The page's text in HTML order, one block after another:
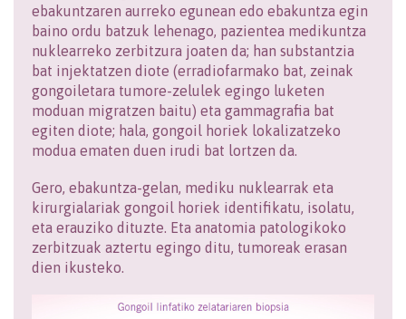
ebakuntzaren aurreko egunean edo ebakuntza egin
baino ordu batzuk lehenago, pazientea medikuntza
nuklearreko zerbitzura joaten da; han substantzia
bat injektatzen diote (erradiofarmako bat, zeinak
gongoiletara tumore-zelulek egingo luketen
moduan migratzen baitu) eta gammagrafia bat
egiten diote; hala, gongoil horiek lokalizatzeko
modua ematen duen irudi bat lortzen da.
Gero, ebakuntza-gelan, mediku nuklearrak eta
kirurgialariak gongoil horiek identifikatu, isolatu,
eta erauziko dituzte. Eta anatomia patologikoko
zerbitzuak aztertu egingo ditu, tumoreak erasan
dien ikusteko.